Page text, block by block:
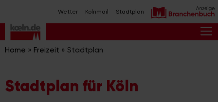
Inhalt
springen
Wetter Kölnmail Stadtplan
Home » Freizeit » Stadtplan
Stadtplan für Köln